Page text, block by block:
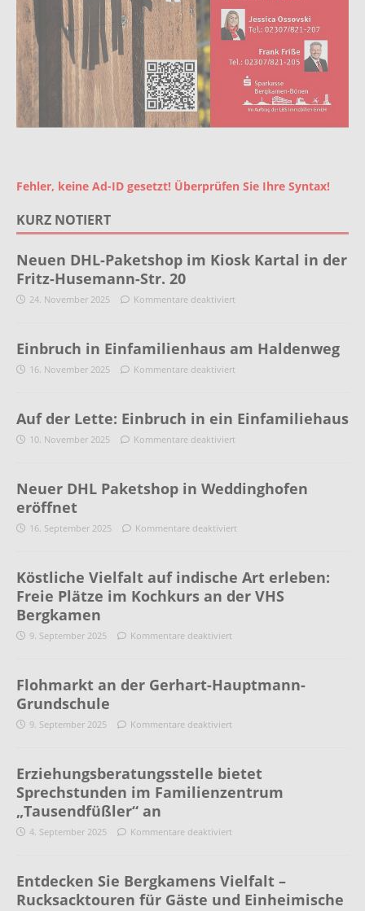
Fehler, keine Ad-ID gesetzt! Überprüfen Sie Ihre Syntax!
KURZ NOTIERT
Neuen DHL-Paketshop im Kiosk Kartal in der
Fritz-Husemann-Str. 20
24. November 2025 Kommentare deaktiviert
Einbruch in Einfamilienhaus am Haldenweg
16. November 2025 Kommentare deaktiviert
Auf der Lette: Einbruch in ein Einfamiliehaus
10. November 2025 Kommentare deaktiviert
Neuer DHL Paketshop in Weddinghofen
eröffnet
16. September 2025 Kommentare deaktiviert
Köstliche Vielfalt auf indische Art erleben:
Freie Plätze im Kochkurs an der VHS
Bergkamen
9. September 2025 Kommentare deaktiviert
Flohmarkt an der Gerhart-Hauptmann-
Grundschule
9. September 2025 Kommentare deaktiviert
Erziehungsberatungsstelle bietet
Sprechstunden im Familienzentrum
„Tausendfüßler“ an
4. September 2025 Kommentare deaktiviert
Entdecken Sie Bergkamens Vielfalt –
Rucksacktouren für Gäste und Einheimische